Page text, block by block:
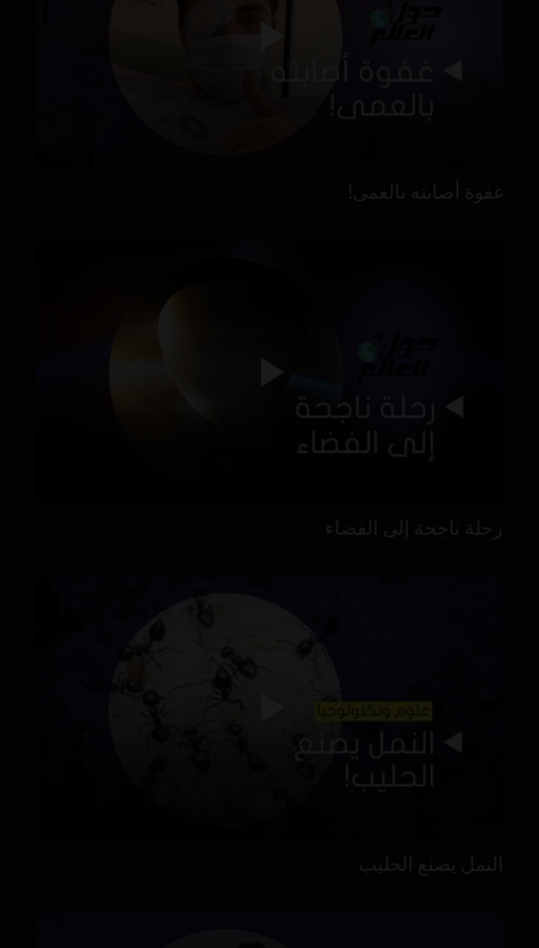
غفوة أصابته بالعمى!
رحلة ناجحة إلى الفضاء
النمل يصنع الحليب